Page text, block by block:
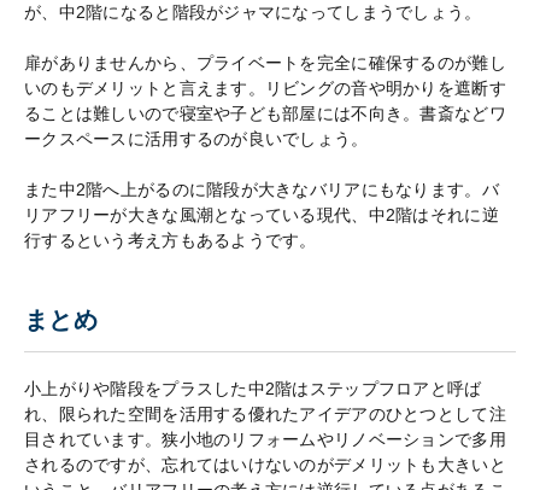
が、中2階になると階段がジャマになってしまうでしょう。
扉がありませんから、プライベートを完全に確保するのが難し
いのもデメリットと言えます。リビングの音や明かりを遮断す
ることは難しいので寝室や子ども部屋には不向き。書斎などワ
ークスペースに活用するのが良いでしょう。
また中2階へ上がるのに階段が大きなバリアにもなります。バ
リアフリーが大きな風潮となっている現代、中2階はそれに逆
行するという考え方もあるようです。
まとめ
小上がりや階段をプラスした中2階はステップフロアと呼ば
れ、限られた空間を活用する優れたアイデアのひとつとして注
目されています。狭小地のリフォームやリノベーションで多用
されるのですが、忘れてはいけないのがデメリットも大きいと